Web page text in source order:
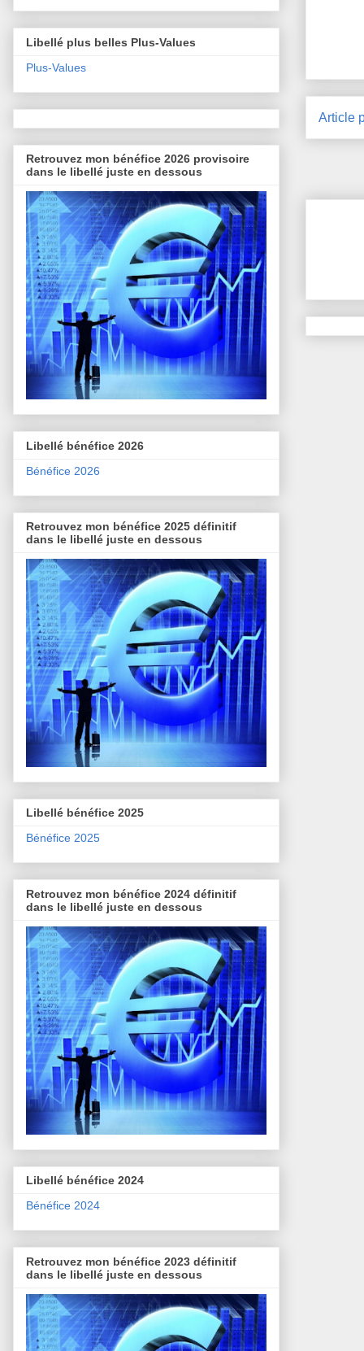
Article
Libellé plus belles Plus-Values
Plus-Values
Retrouvez mon bénéfice 2026 provisoire
dans le libellé juste en dessous
Libellé bénéfice 2026
Bénéfice 2026
Retrouvez mon bénéfice 2025 définitif
dans le libellé juste en dessous
Libellé bénéfice 2025
Bénéfice 2025
Retrouvez mon bénéfice 2024 définitif
dans le libellé juste en dessous
Libellé bénéfice 2024
Bénéfice 2024
Retrouvez mon bénéfice 2023 définitif
dans le libellé juste en dessous